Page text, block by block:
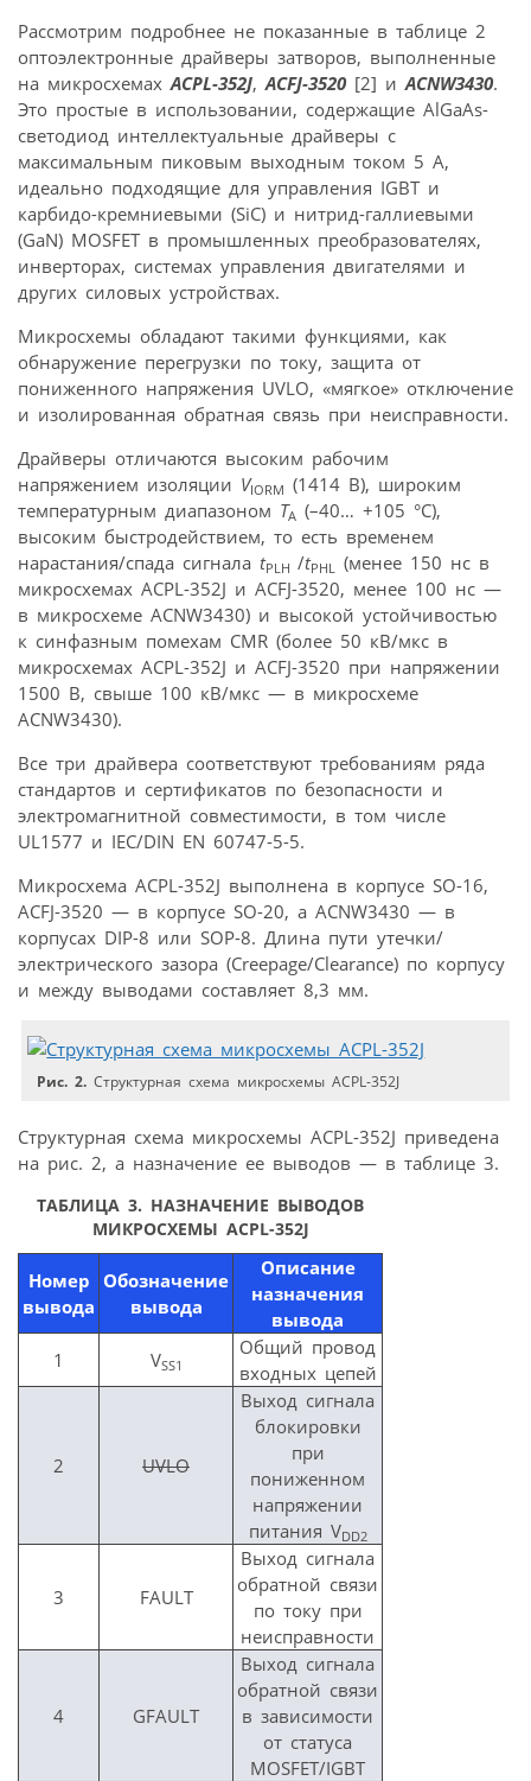
Рассмотрим подробнее не показанные в таблице 2
оптоэлектронные драйверы затворов, выполненные
на микросхемахACPL-352J,ACFJ-3520 [2] иACNW3430.
Это простые в использовании, содержащие AlGaAs-
светодиод интеллектуальные драйверы с
максимальным пиковым выходным током 5 А,
идеально подходящие для управления IGBT и
карбидо-кремниевыми (SiC) и нитрид-галлиевыми
(GaN) MOSFET в промышленных преобразователях,
инверторах, системах управления двигателями и
других силовых устройствах.
Микросхемы обладают такими функциями, как
обнаружение перегрузки по току, защита от
пониженного напряжения UVLO, «мягкое» отключение
и изолированная обратная связь при неисправности.
Драйверы отличаются высоким рабочим
напряжением изоляции VIORM (1414 В), широким
температурным диапазоном TA (–40… +105 °С),
высоким быстродействием, то есть временем
нарастания/спада сигнала tPLH /tPHL
(менее 150 нс в
микросхемах ACPL-352J и ACFJ-3520, менее 100 нс —
в микросхеме ACNW3430) и высокой устойчивостью
к синфазным помехам CMR (более 50 кВ/мкс в
микросхемах ACPL-352J и ACFJ-3520 при напряжении
1500 В, свыше 100 кВ/мкс — в микросхеме
ACNW3430).
Все три драйвера соответствуют требованиям ряда
стандартов и сертификатов по безопасности и
электромагнитной совместимости, в том числе
UL1577 и IEC/DIN EN 60747-5-5.
Микросхема ACPL-352J выполнена в корпусе SO-16,
ACFJ-3520 — в корпусе SO-20, а ACNW3430 — в
корпусах DIP-8 или SOP-8. Длина пути утечки/
электрического зазора (Сreepage/Сlearance) по корпусу
и между выводами составляет 8,3 мм.
Рис. 2. Структурная схема микросхемы ACPL-352J
Структурная схема микросхемы ACPL-352J приведена
на рис. 2, а назначение ее выводов — в таблице 3.
ТАБЛИЦА 3. НАЗНАЧЕНИЕ ВЫВОДОВ
МИКРОСХЕМЫ ACPL-352J
Номер
вывода
Обозначение
вывода
Описание
назначения
вывода
1
VSS1
Общий провод
входных цепей
2 UVLO
Выход сигнала
блокировки
при
пониженном
напряжении
питания VDD2
3 FAULT
Выход сигнала
обратной связи
по току при
неисправности
4 GFAULT
Выход сигнала
обратной связи
в зависимости
от статуса
MOSFET/IGBT